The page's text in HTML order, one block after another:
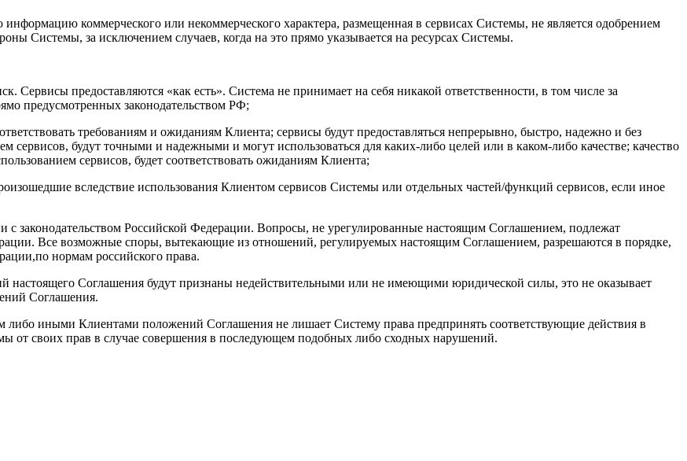
коммерческого или некоммерческого характера, размещенная в сервисах Системы, не является одобрением
Системы, за исключением случаев, когда на это прямо указывается на ресурсах Системы.
Сервисы предоставляются «как есть». Система не принимает на себя никакой ответственности, в том числе за
предусмотренных законодательством РФ;
требованиям и ожиданиям Клиента; сервисы будут предоставляться непрерывно, быстро, надежно и без
сервисов, будут точными и надежными и могут использоваться для каких-либо целей или в каком-либо качестве; качество
сервисов, будет соответствовать ожиданиям Клиента;
вследствие использования Клиентом сервисов Системы или отдельных частей/функций сервисов, если иное
с законодательством Российской Федерации. Вопросы, не урегулированные настоящим Соглашением, подлежат
Все возможные споры, вытекающие из отношений, регулируемых настоящим Соглашением, разрешаются в порядке,
нормам российского права.
Соглашения будут признаны недействительными или не имеющими юридической силы, это не оказывает
Соглашения.
либо иными Клиентами положений Соглашения не лишает Систему права предпринять соответствующие действия в
от своих прав в случае совершения в последующем подобных либо сходных нарушений.